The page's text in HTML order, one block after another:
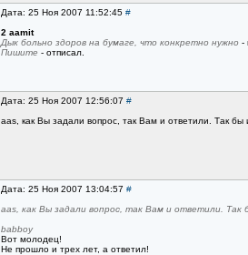
Дата: 25 Ноя 2007 11:52:45 #
2 aamit
Дык больно здоров на бумаге, что конкретно нужно -
Пишите - отписал.
Дата: 25 Ноя 2007 12:56:07 #
aas, как Вы задали вопрос, так Вам и ответили. Так
Дата: 25 Ноя 2007 13:04:57 #
aas, как Вы задали вопрос, так Вам и ответили.
babboy
Вот молодец!
Не прошло и трех лет, а ответил!